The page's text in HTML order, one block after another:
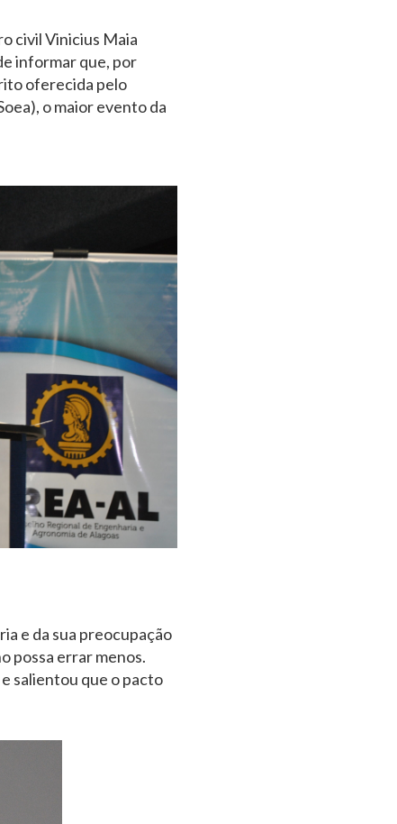
civil Vinicius Maia
informar que, por
oferecida pelo
o maior evento da
e da sua preocupação
possa errar menos.
salientou que o pacto